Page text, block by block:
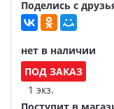
Поделись с
нет в наличии
ПОД ЗАКАЗ
1 экз.